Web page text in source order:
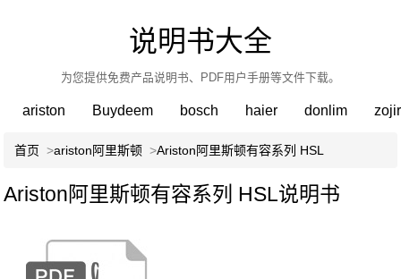
说明书大全
为您提供免费产品说明书、PDF用户手册等文件下载。
ariston Buydeem bosch haier donlim
首页 >ariston阿里斯顿 >Ariston阿里斯顿有容系列 HSL
Ariston阿里斯顿有容系列 HSL说明书